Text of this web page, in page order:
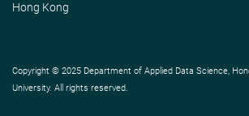
Hong Kong
Copyright © 2025 Department of Applied Data Science,
University. All rights reserved.